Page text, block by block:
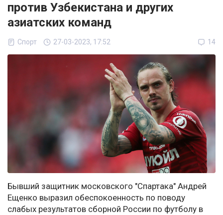
против Узбекистана и других
азиатских команд
Спорт 27-03-2023, 17:52 14
Бывший защитник московского "Спартака" Андрей
Ещенко выразил обеспокоенность по поводу
слабых результатов сборной России по футболу в